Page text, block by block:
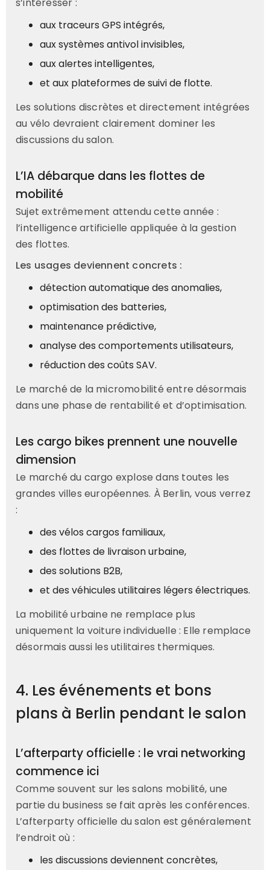
aux traceurs GPS intégrés,
aux systèmes antivol invisibles,
aux alertes intelligentes,
et aux plateformes de suivi de flotte.
Les solutions discrètes et directement intégrées
au vélo devraient clairement dominer les
discussions du salon.
L’IA débarque dans les flottes de
mobilité
Sujet extrêmement attendu cette année :
l’intelligence artificielle appliquée à la gestion
des flottes.
Les usages deviennent concrets :
détection automatique des anomalies,
optimisation des batteries,
maintenance prédictive,
analyse des comportements utilisateurs,
réduction des coûts SAV.
Le marché de la micromobilité entre désormais
dans une phase de rentabilité et d’optimisation.
Les cargo bikes prennent une nouvelle
dimension
Le marché du cargo explose dans toutes les
grandes villes européennes. À Berlin, vous verrez
:
des vélos cargos familiaux,
des flottes de livraison urbaine,
des solutions B2B,
et des véhicules utilitaires légers électriques.
La mobilité urbaine ne remplace plus
uniquement la voiture individuelle : Elle remplace
désormais aussi les utilitaires thermiques.
4. Les événements et bons
plans à Berlin pendant le salon
L’afterparty officielle : le vrai networking
commence ici
Comme souvent sur les salons mobilité, une
partie du business se fait après les conférences.
L’afterparty officielle du salon est généralement
l’endroit où :
les discussions deviennent concrètes,